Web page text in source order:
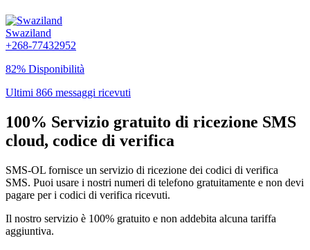
Swaziland
+268-77432952
82% Disponibilità
Ultimi 866 messaggi ricevuti
100% Servizio gratuito di ricezione SMS
cloud, codice di verifica
SMS-OL fornisce un servizio di ricezione dei codici di verifica
SMS. Puoi usare i nostri numeri di telefono gratuitamente e non devi
pagare per i codici di verifica ricevuti.
Il nostro servizio è 100% gratuito e non addebita alcuna tariffa
aggiuntiva.